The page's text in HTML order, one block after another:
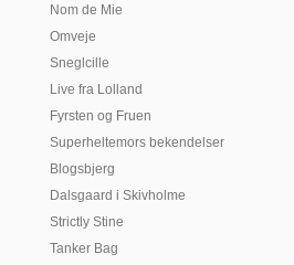
Nom de Mie
Omveje
Sneglcille
Live fra Lolland
Fyrsten og Fruen
Superheltemors bekendelser
Blogsbjerg
Dalsgaard i Skivholme
Strictly Stine
Tanker Bag